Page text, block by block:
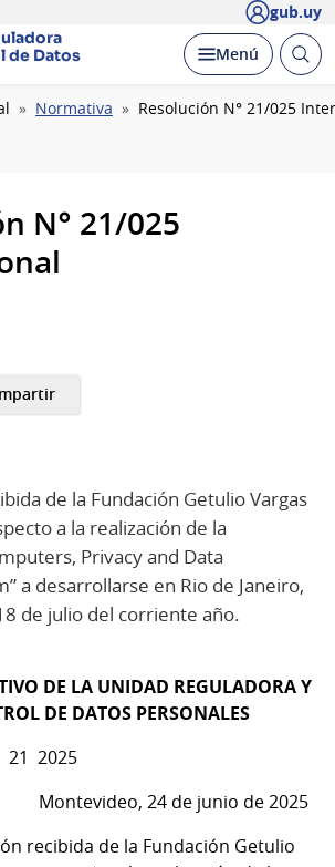
gub.uy
de Datos
Desplegar
Menú Abrir
Normativa Resolución N° 21/025
N° 21/025
de la Fundación Getulio Vargas
a la realización de la
Privacy and Data
a desarrollarse en Rio de Janeiro,
de julio del corriente año.
DE LA UNIDAD REGULADORA Y
DE DATOS PERSONALES
21 2025
Montevideo, 24 de junio de 2025
recibida de la Fundación Getulio